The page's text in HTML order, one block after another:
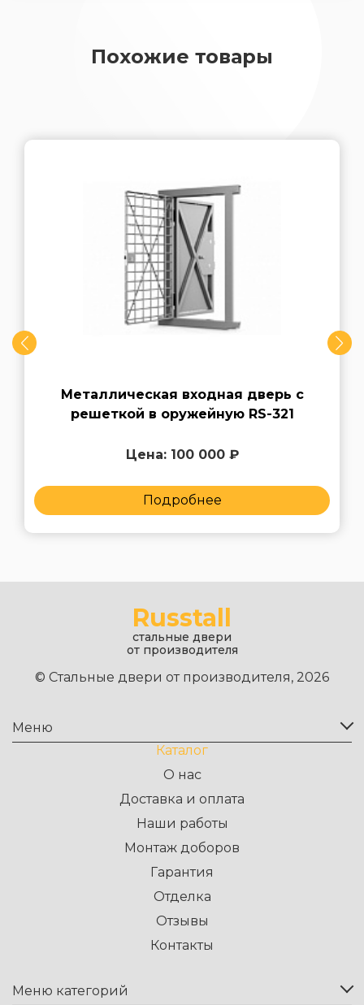
Похожие товары
Металлическая входная дверь с
решеткой в оружейную RS-321
Цена: 100 000 ₽
Подробнее
Russtall
стальные двери
от производителя
© Стальные двери от производителя, 2026
Меню
Каталог
О нас
Доставка и оплата
Наши работы
Монтаж доборов
Гарантия
Отделка
Отзывы
Контакты
Меню категорий